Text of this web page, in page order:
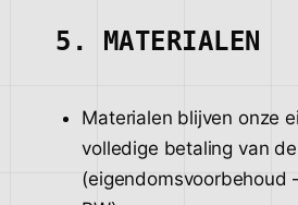
5. MATERIALEN
Materialen blijven onze
volledige betaling van
(eigendomsvoorbehoud